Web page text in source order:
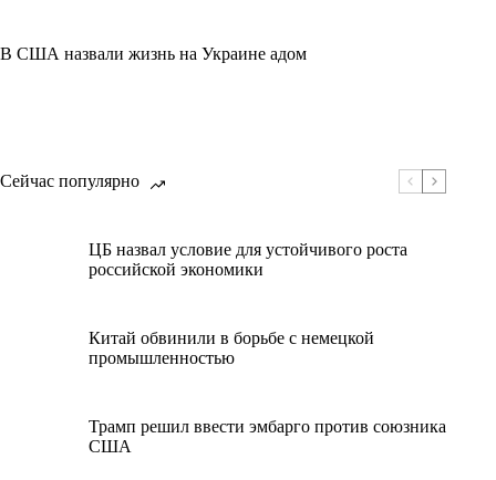
В США назвали жизнь на Украине адом
Сейчас популярно
ЦБ назвал условие для устойчивого роста
российской экономики
Китай обвинили в борьбе с немецкой
промышленностью
Трамп решил ввести эмбарго против союзника
США